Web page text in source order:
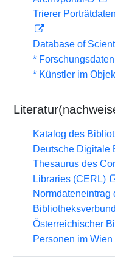
Trierer
Database of
*
* Künstler im
Katalog des
Deutsche Digitale
Thesaurus des
Libraries (CERL)
Normdateneintrag
Österreichischer
Personen im